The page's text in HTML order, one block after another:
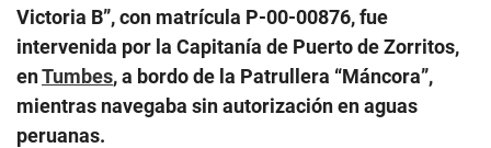
Victoria B”, con matrícula P-00-00876, fue
intervenida por la Capitanía de Puerto de Zorritos,
enTumbes, a bordo de la Patrullera “Máncora”,
mientras navegaba sin autorización en aguas
peruanas.